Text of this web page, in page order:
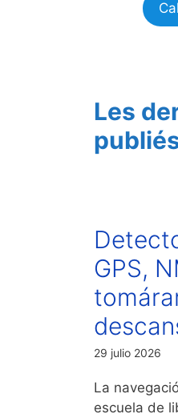
Les
GPS,
29 julio 2026
La
escuela de